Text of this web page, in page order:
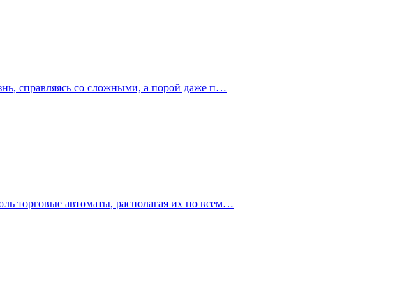
справляясь со сложными, а порой даже п…
торговые автоматы, располагая их по всем…